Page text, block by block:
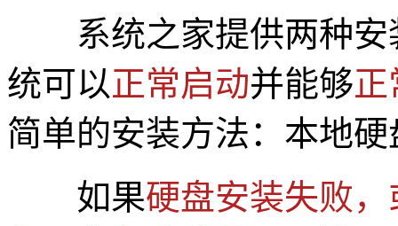
系统之家提供两种
统可以正常启动并能够正
简单的安装方法：本地
如果硬盘安装失败